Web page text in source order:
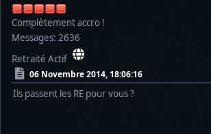
Complètement accro !
Messages: 2636
Retraité Actif
06 Novembre 2014, 18:06:16
Ils passent les RE pour vous ?